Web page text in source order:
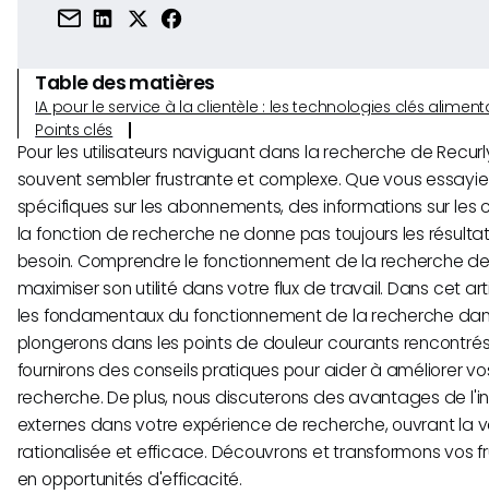
Table des matières
IA pour le service à la clientèle : les technologies clés
Points clés
Pour les utilisateurs naviguant dans la recherche de
souvent sembler frustrante et complexe. Que vous
spécifiques sur les abonnements, des informations sur les
la fonction de recherche ne donne pas toujours les
besoin. Comprendre le fonctionnement de la recherche
maximiser son utilité dans votre flux de travail. Dans cet
les fondamentaux du fonctionnement de la recherche
plongerons dans les points de douleur courants
fournirons des conseils pratiques pour aider à améliorer
recherche. De plus, nous discuterons des avantages de
externes dans votre expérience de recherche, ouvrant la
rationalisée et efficace. Découvrons et transformons vos
en opportunités d'efficacité.